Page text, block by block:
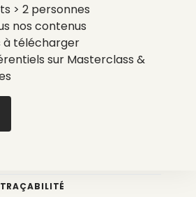
newsletters
> 2 personnes
nos contenus
à télécharger
sur Masterclass &